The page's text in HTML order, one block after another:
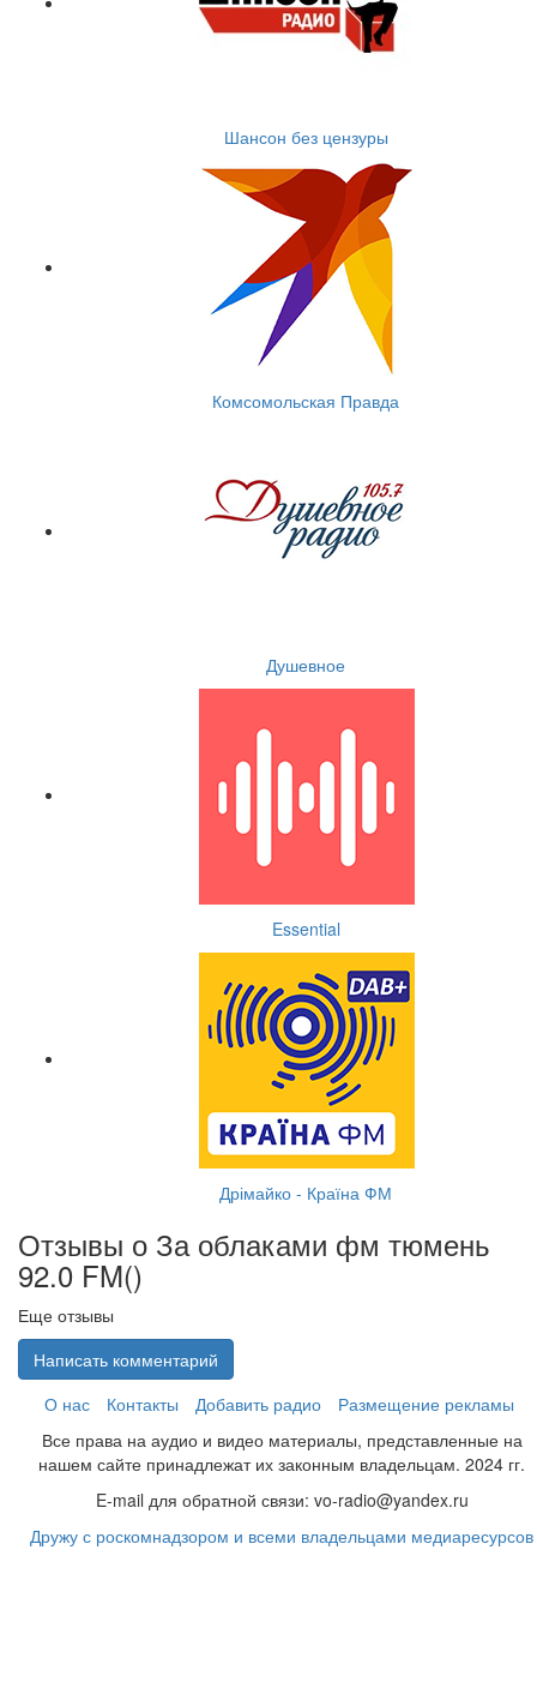
Шансон без цензуры
Комсомольская Правда
Душевное
Essential
Дрімайко - Країна ФМ
Отзывы о За облаками фм тюмень
92.0 FM()
Еще отзывы
Написать комментарий
О нас
Контакты Добавить радио
Размещение рекламы
Все права на аудио и видео материалы, представленные на
нашем сайте принадлежат их законным владельцам. 2024 гг.
E-mail для обратной связи: vo-radio@yandex.ru
Дружу с роскомнадзором и всеми владельцами медиаресурсов